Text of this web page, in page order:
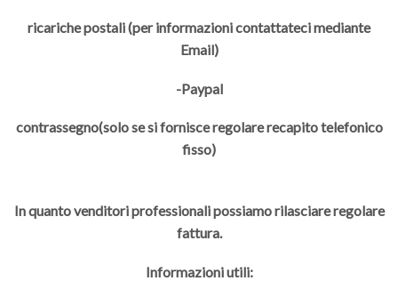
ricariche postali (per informazioni contattateci mediante
Email)
-Paypal
contrassegno(solo se si fornisce regolare recapito telefonico
fisso)
In quanto venditori professionali possiamo rilasciare regolare
fattura.
Informazioni utili: